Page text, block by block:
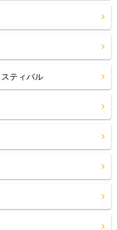
ティバル